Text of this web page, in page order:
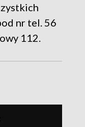
nr tel. 56
112.